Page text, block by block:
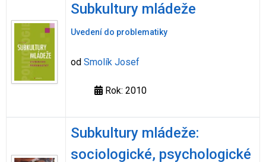
Subkultury mládeže
Uvedení do problematiky
od Smolík Josef
Rok: 2010
Subkultury mládeže:
sociologické, psychologické